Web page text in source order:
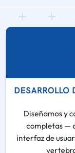
DESARROLLO
Diseñamos y
completas —
interfaz de